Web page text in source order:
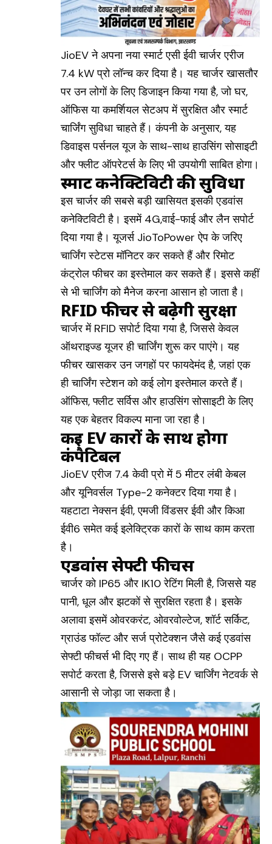
JioEV ने अपना नया स्मार्ट एसी ईवी चार्जर एरीज
7.4 kW प्रो लॉन्च कर दिया है। यह चार्जर खासतौर
पर उन लोगों के लिए डिजाइन किया गया है, जो घर,
ऑफिस या कमर्शियल सेटअप में सुरक्षित और स्मार्ट
चार्जिंग सुविधा चाहते हैं। कंपनी के अनुसार, यह
डिवाइस पर्सनल यूज के साथ-साथ हाउसिंग सोसाइटी
और फ्लीट ऑपरेटर्स के लिए भी उपयोगी साबित होगा।
स्मार्ट कनेक्टिविटी की सुविधा
इस चार्जर की सबसे बड़ी खासियत इसकी एडवांस
कनेक्टिविटी है। इसमें 4G,वाई-फाई और लैन सपोर्ट
दिया गया है। यूजर्स JioToPower ऐप के जरिए
चार्जिंग स्टेटस मॉनिटर कर सकते हैं और रिमोट
कंट्रोल फीचर का इस्तेमाल कर सकते हैं। इससे कहीं
से भी चार्जिंग को मैनेज करना आसान हो जाता है।
RFID फीचर से बढ़ेगी सुरक्षा
चार्जर में RFID सपोर्ट दिया गया है, जिससे केवल
ऑथराइज्ड यूजर ही चार्जिंग शुरू कर पाएंगे। यह
फीचर खासकर उन जगहों पर फायदेमंद है, जहां एक
ही चार्जिंग स्टेशन को कई लोग इस्तेमाल करते हैं।
ऑफिस, फ्लीट सर्विस और हाउसिंग सोसाइटी के लिए
यह एक बेहतर विकल्प माना जा रहा है।
कई EV कारों के साथ होगा
कंपैटिबल
JioEV एरीज 7.4 केवी प्रो में 5 मीटर लंबी केबल
और यूनिवर्सल Type-2 कनेक्टर दिया गया है।
यहटाटा नेक्सन ईवी, एमजी विंडसर ईवी और किआ
ईवी6 समेत कई इलेक्ट्रिक कारों के साथ काम करता
है।
एडवांस सेफ्टी फीचर्स
चार्जर को IP65 और IK10 रेटिंग मिली है, जिससे यह
पानी, धूल और झटकों से सुरक्षित रहता है। इसके
अलावा इसमें ओवरकरंट, ओवरवोल्टेज, शॉर्ट सर्किट,
ग्राउंड फॉल्ट और सर्ज प्रोटेक्शन जैसे कई एडवांस
सेफ्टी फीचर्स भी दिए गए हैं। साथ ही यह OCPP
सपोर्ट करता है, जिससे इसे बड़े EV चार्जिंग नेटवर्क से
आसानी से जोड़ा जा सकता है।